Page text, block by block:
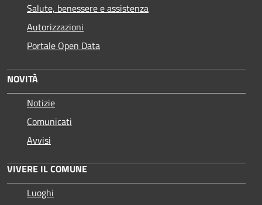
Salute, benessere e assistenza
Autorizzazioni
Portale Open Data
NOVITÀ
Notizie
Comunicati
Avvisi
VIVERE IL COMUNE
Luoghi